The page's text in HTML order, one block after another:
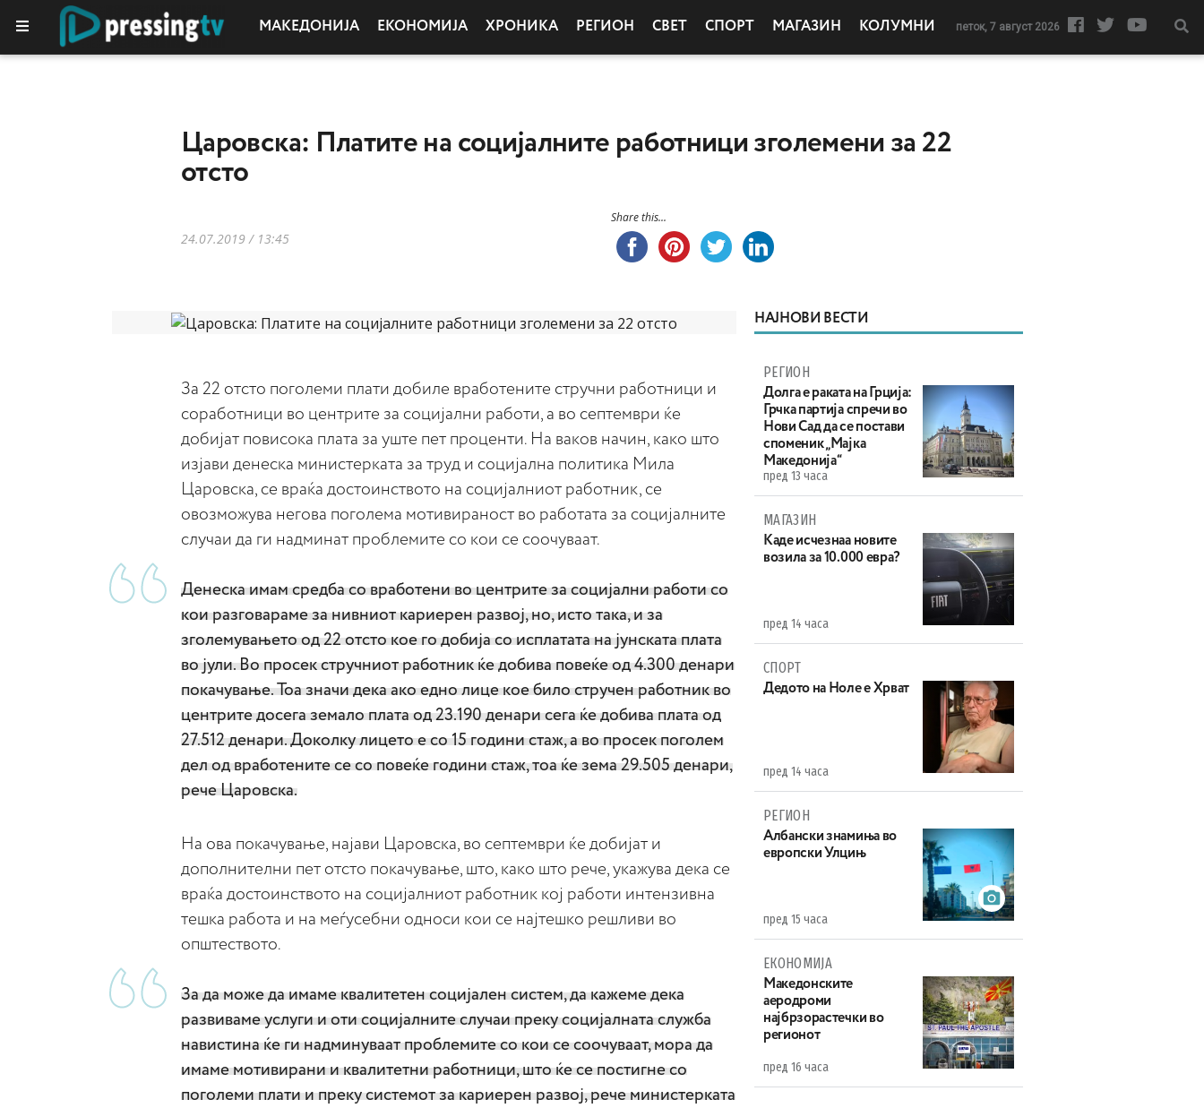
МАКЕДОНИЈА ЕКОНОМИЈА ХРОНИКА РЕГИОН СВЕТ СПОРТ МАГАЗИН КОЛУМНИ петок, 7 август 2026
Царовска: Платите на социјалните работници зголемени за 22
отсто
24.07.2019 / 13:45
Share this...
За 22 отсто поголеми плати добиле вработените стручни работници и
соработници во центрите за социјални работи, а во септември ќе
добијат повисока плата за уште пет проценти. На ваков начин, како што
изјави денеска министерката за труд и социјална политика Мила
Царовска, се враќа достоинството на социјалниот работник, се
овозможува негова поголема мотивираност во работата за социјалните
случаи да ги надминат проблемите со кои се соочуваат.
Денеска имам средба со вработени во центрите за социјални работи со
кои разговараме за нивниот кариерен развој, но, исто така, и за
зголемувањето од 22 отсто кое го добија со исплатата на јунската плата
во јули. Во просек стручниот работник ќе добива повеќе од 4.300 денари
покачување. Тоа значи дека ако едно лице кое било стручен работник во
центрите досега земало плата од 23.190 денари сега ќе добива плата од
27.512 денари. Доколку лицето е со 15 години стаж, а во просек поголем
дел од вработените се со повеќе години стаж, тоа ќе зема 29.505 денари,
рече Царовска.
На ова покачување, најави Царовска, во септември ќе добијат и
дополнителни пет отсто покачување, што, како што рече, укажува дека се
враќа достоинството на социјалниот работник кој работи интензивна
тешка работа и на меѓусебни односи кои се најтешко решливи во
општеството.
За да може да имаме квалитетен социјален систем, да кажеме дека
развиваме услуги и оти социјалните случаи преку социјалната служба
навистина ќе ги надминуваат проблемите со кои се соочуваат, мора да
имаме мотивирани и квалитетни работници, што ќе се постигне со
поголеми плати и преку системот за кариерен развој, рече министерката
НАЈНОВИ ВЕСТИ
РЕГИОН
Долга е раката на Грција:
Грчка партија спречи во
Нови Сад да се постави
споменик „Мајка
Македонија“
пред 13 часа
МАГАЗИН
Каде исчезнаа новите
возила за 10.000 евра?
пред 14 часа
СПОРТ
Дедото на Ноле е Хрват
пред 14 часа
РЕГИОН
Aлбански знамиња во
европски Улцињ
пред 15 часа
ЕКОНОМИЈА
Maкедонските
аеродроми
најбрзорастечки во
регионот
пред 16 часа